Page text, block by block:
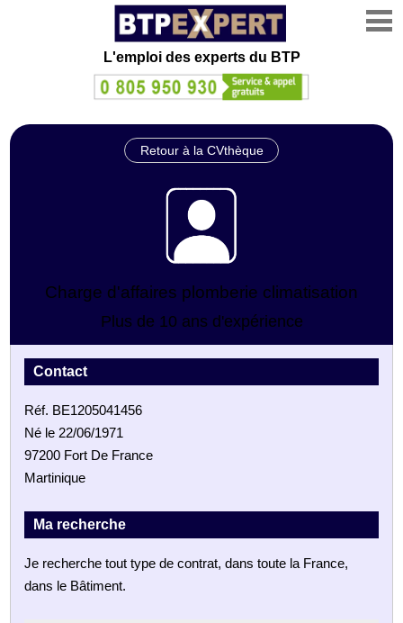
L'emploi des experts du BTP
Retour à la CVthèque
Charge d'affaires plomberie climatisation
Plus de 10 ans d'expérience
Contact
Réf. BE1205041456
Né le 22/06/1971
97200 Fort De France
Martinique
Ma recherche
Je recherche tout type de contrat, dans toute la France,
dans le Bâtiment.